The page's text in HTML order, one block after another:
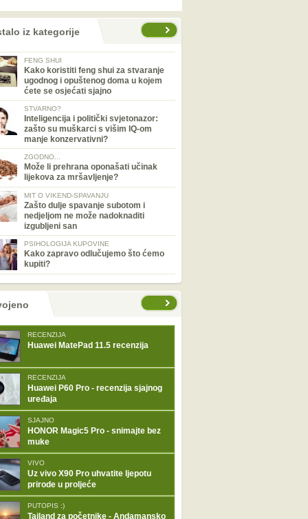
iz kategorije
FENG SHUI
Kako koristiti feng shui za stvaranje
ugodnog i opuštenog doma u kojem
ćete se osjećati sjajno
STVARNO?
Inteligencija i politički svjetonazor:
zašto su muškarci s višim IQ-om
manje konzervativni?
ZGODNO...
Može li prehrana oponašati učinak
lijekova za mršavljenje?
MIT O VIKEND-SPAVANJU
Zašto dulje spavanje subotom i
nedjeljom ne može nadoknaditi
izgubljeni san
PSIHOLOGIJA KUPOVINE
Kako zapravo odlučujemo što ćemo
kupiti?
RECENZIJA
Huawei MatePad 11.5 recenzija
RECENZIJA
Huawei P60 Pro - recenzija sjajnog
uređaja
SJAJNO
HONOR Magic5 Pro - snimajte bez
muke
VIVO
Uz vivo X90 Pro uhvatite ljepotu
prirode u proljeće
PUTOPIS :)
Tajland za početnike - Andamansko